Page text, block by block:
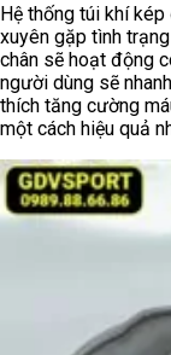
Hệ thống túi khí
xuyên gặp tình
chân sẽ hoạt động
người dùng sẽ
thích tăng cường
một cách hiệu quả